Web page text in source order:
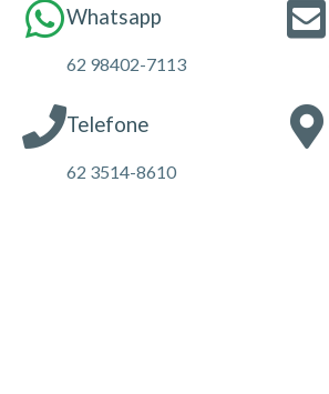
Whatsapp
62 98402-7113
Telefone
62 3514-8610